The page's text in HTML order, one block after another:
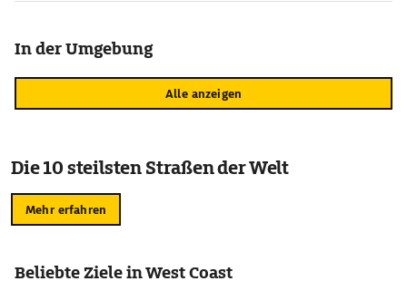
In der Umgebung
Alle anzeigen
Die 10 steilsten Straßen der Welt
Mehr erfahren
Beliebte Ziele in West Coast